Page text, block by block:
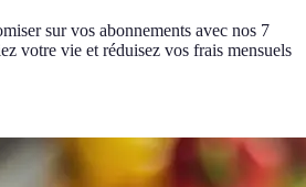
sur vos abonnements avec nos 7
votre vie et réduisez vos frais mensuels